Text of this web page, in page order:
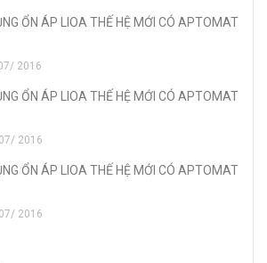
ỔN ÁP LIOA THẾ HỆ MỚI CÓ APTOMAT
2016
ỔN ÁP LIOA THẾ HỆ MỚI CÓ APTOMAT
2016
ỔN ÁP LIOA THẾ HỆ MỚI CÓ APTOMAT
2016